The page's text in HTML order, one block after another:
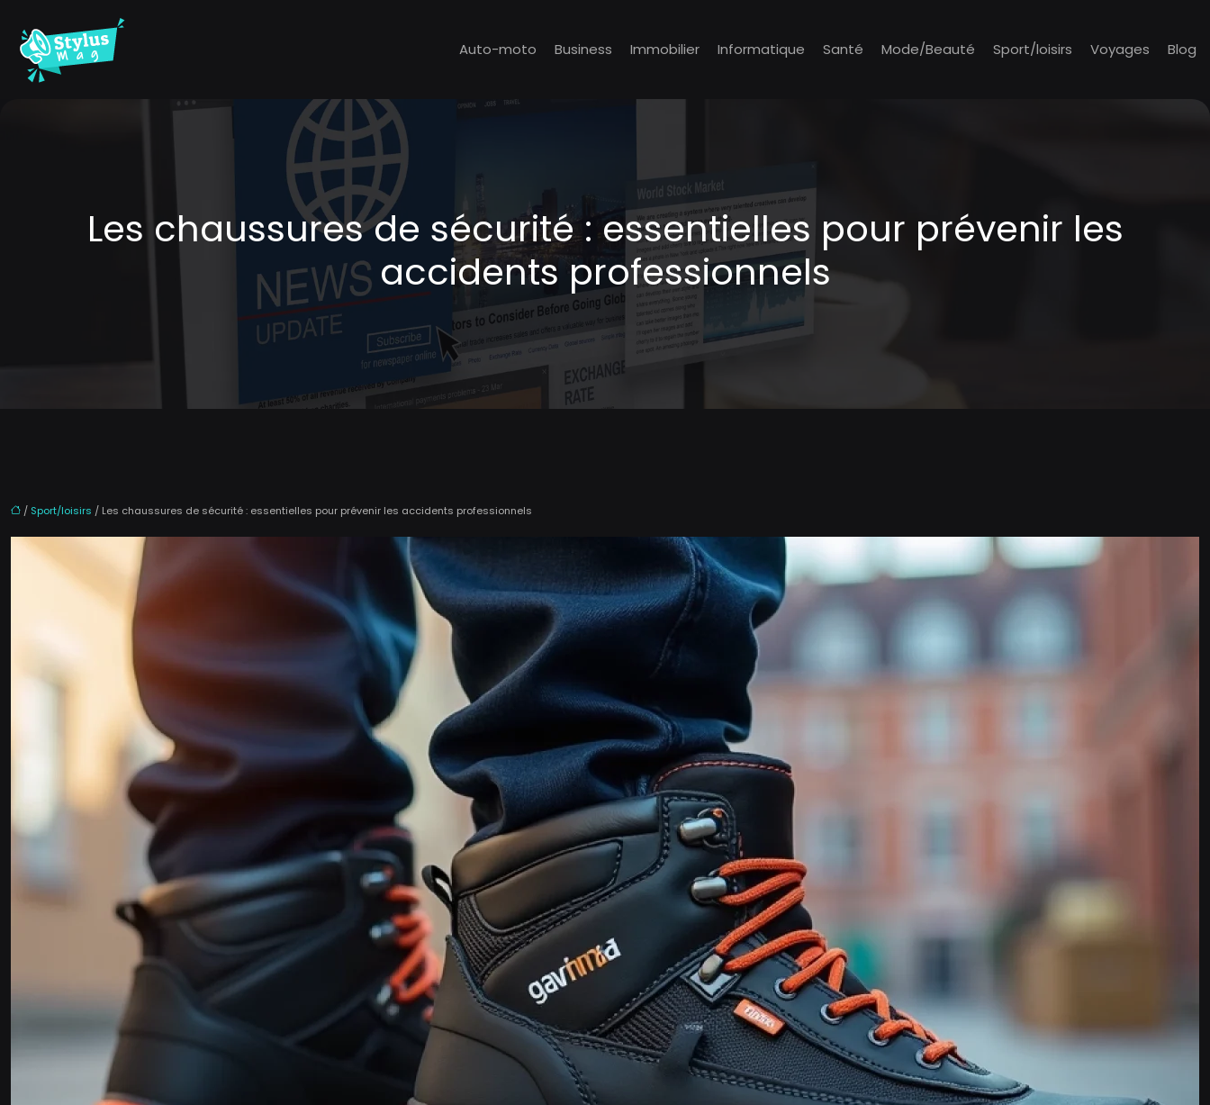
Auto-moto Business Immobilier Informatique Santé Mode/Beauté Sport/loisirs Voyages Blog
Les chaussures de sécurité : essentielles pour prévenir les
accidents professionnels
/ Sport/loisirs / Les chaussures de sécurité : essentielles pour prévenir les accidents professionnels